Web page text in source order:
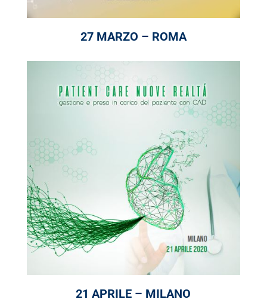
27 MARZO – ROMA
21 APRILE – MILANO